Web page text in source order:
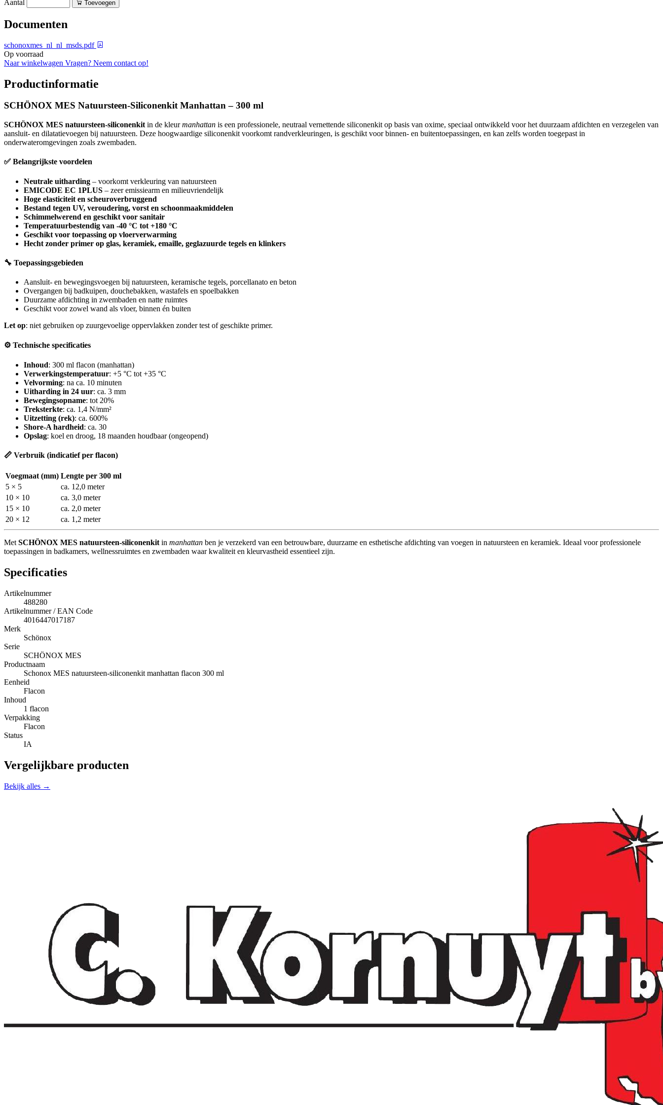
Aantal Toevoegen
Documenten
schonoxmes_nl_nl_msds.pdf
Op voorraad
Naar winkelwagen Vragen? Neem contact op!
Productinformatie
SCHÖNOX MES Natuursteen-Siliconenkit Manhattan – 300 ml
SCHÖNOX MES natuursteen-siliconenkit in de kleurmanhattan is een professionele, neutraal vernettende siliconenkit op basis van oxime, speciaal ontwikkeld voor het duurzaam afdichten en verzegelen van
aansluit- en dilatatievoegen bij natuursteen. Deze hoogwaardige siliconenkit voorkomt randverkleuringen, is geschikt voor binnen- en buitentoepassingen, en kan zelfs worden toegepast in
onderwateromgevingen zoals zwembaden.
✅ Belangrijkste voordelen
Neutrale uitharding – voorkomt verkleuring van natuursteen
EMICODE EC 1PLUS – zeer emissiearm en milieuvriendelijk
Hoge elasticiteit en scheuroverbruggend
Bestand tegen UV, veroudering, vorst en schoonmaakmiddelen
Schimmelwerend en geschikt voor sanitair
Temperatuurbestendig van -40 °C tot +180 °C
Geschikt voor toepassing op vloerverwarming
Hecht zonder primer op glas, keramiek, emaille, geglazuurde tegels en klinkers
🔧 Toepassingsgebieden
Aansluit- en bewegingsvoegen bij natuursteen, keramische tegels, porcellanato en beton
Overgangen bij badkuipen, douchebakken, wastafels en spoelbakken
Duurzame afdichting in zwembaden en natte ruimtes
Geschikt voor zowel wand als vloer, binnen én buiten
Let op: niet gebruiken op zuurgevoelige oppervlakken zonder test of geschikte primer.
⚙️ Technische specificaties
Inhoud: 300 ml flacon (manhattan)
Verwerkingstemperatuur: +5 °C tot +35 °C
Velvorming: na ca. 10 minuten
Uitharding in 24 uur: ca. 3 mm
Bewegingsopname: tot 20%
Treksterkte: ca. 1,4 N/mm²
Uitzetting (rek): ca. 600%
Shore-A hardheid: ca. 30
Opslag: koel en droog, 18 maanden houdbaar (ongeopend)
📏 Verbruik (indicatief per flacon)
Voegmaat (mm) Lengte per 300 ml
5 × 5
ca. 12,0 meter
10 × 10
ca. 3,0 meter
15 × 10
ca. 2,0 meter
20 × 12
ca. 1,2 meter
Met SCHÖNOX MES natuursteen-siliconenkit in manhattan ben je verzekerd van een betrouwbare, duurzame en esthetische afdichting van voegen in natuursteen en keramiek. Ideaal voor professionele
toepassingen in badkamers, wellnessruimtes en zwembaden waar kwaliteit en kleurvastheid essentieel zijn.
Specificaties
Artikelnummer
488280
Artikelnummer / EAN Code
4016447017187
Merk
Schönox
Serie
SCHÖNOX MES
Productnaam
Schonox MES natuursteen-siliconenkit manhattan flacon 300 ml
Eenheid
Flacon
Inhoud
1 flacon
Verpakking
Flacon
Status
IA
Vergelijkbare producten
Bekijk alles →